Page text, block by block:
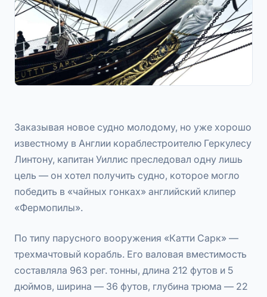
Заказывая новое судно молодому, но уже хорошо
известному в Англии кораблестроителю Геркулесу
Линтону, капитан Уиллис преследовал одну лишь
цель — он хотел получить судно, которое могло
победить в «чайных гонках» английский клипер
«Фермопилы».
По типу парусного вооружения «Катти Сарк» —
трехмачтовый корабль. Его валовая вместимость
составляла 963 рег. тонны, длина 212 футов и 5
дюймов, ширина — 36 футов, глубина трюма — 22